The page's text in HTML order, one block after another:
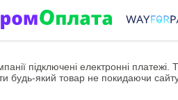
підключені електронні
будь-який товар не покидаючи